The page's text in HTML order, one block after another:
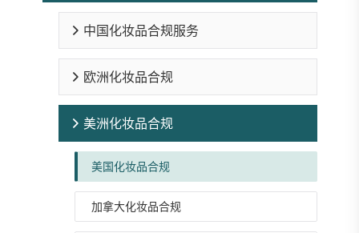
中国化妆品合规服务
欧洲化妆品合规
美洲化妆品合规
美国化妆品合规
加拿大化妆品合规